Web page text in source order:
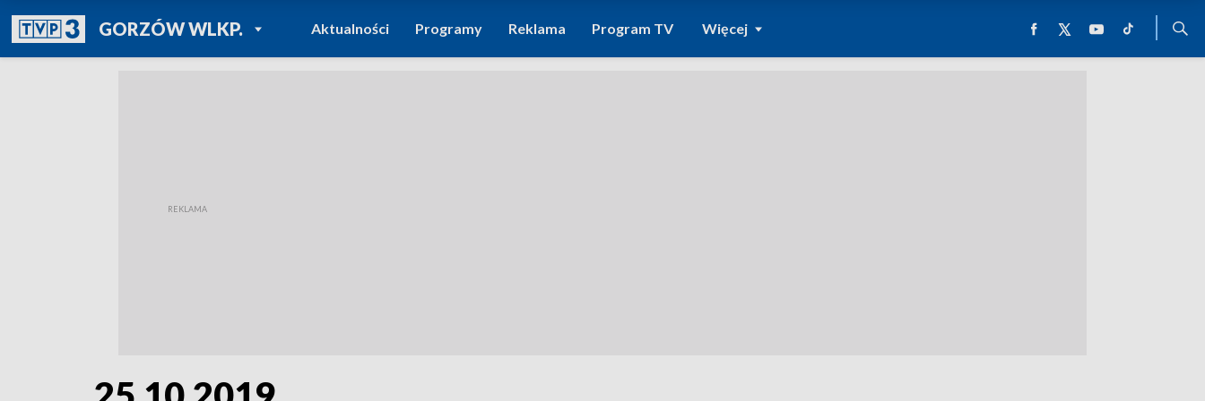
GORZÓW WLKP.POWRÓT DO
TVP REGIONY
Aktualności Programy Reklama Program TV Więcej